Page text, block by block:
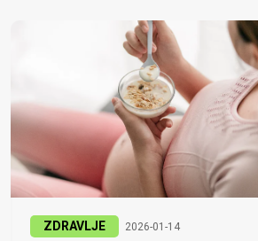
ZDRAVLJE 2026-01-14